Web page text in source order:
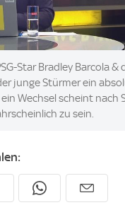
Star Bradley Barcola &
junge Stürmer ein
Wechsel scheint nach
zu sein.